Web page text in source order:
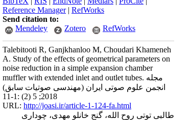
Reference Manager| RefWorks
Send citation to:
Mendeley
Zotero RefWorks
Talebitooti R, Ganjkhanloo M, Choudari Khameneh
A. Study of the effects of geometrical parameters on
noise reduction in a simple expansion chamber
muffler with extended inlet and outlet tubes. مجله
انجمن علوم صوتی ایران (مهندسی صوتیات سابق)
2018; 5 (2) :1-11
URL: http://joasi.ir/article-1-124-fa.html
طالبی توتی روح الله، گنج خانلو مهدی، چوداری